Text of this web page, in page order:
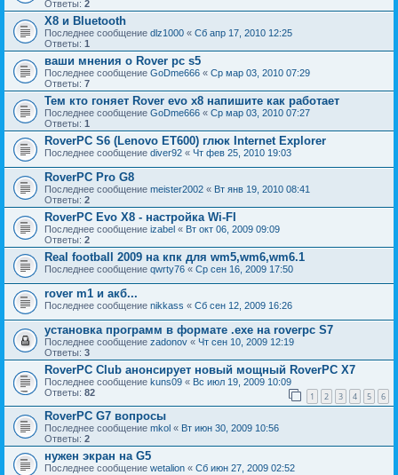
Ответы: 2
X8 и Bluetooth
Последнее сообщение dlz1000 « Сб апр 17, 2010 12:25
Ответы: 1
ваши мнения о Rover pc s5
Последнее сообщение GoDme666 « Ср мар 03, 2010 07:29
Ответы: 7
Тем кто гоняет Rover evo x8 напишите как работает
Последнее сообщение GoDme666 « Ср мар 03, 2010 07:27
Ответы: 1
RoverPC S6 (Lenovo ET600) глюк Internet Explorer
Последнее сообщение diver92 « Чт фев 25, 2010 19:03
RoverPC Pro G8
Последнее сообщение meister2002 « Вт янв 19, 2010 08:41
Ответы: 2
RoverPC Evo X8 - настройка Wi-FI
Последнее сообщение izabel « Вт окт 06, 2009 09:09
Ответы: 2
Real football 2009 на кпк для wm5,wm6,wm6.1
Последнее сообщение qwrty76 « Ср сен 16, 2009 17:50
rover m1 и акб...
Последнее сообщение nikkass « Сб сен 12, 2009 16:26
установка программ в формате .exe на roverpc S7
Последнее сообщение zadonov « Чт сен 10, 2009 12:19
Ответы: 3
RoverPC Club анонсирует новый мощный RoverPC X7
Последнее сообщение kuns09 « Вс июл 19, 2009 10:09
Ответы: 82 1 2 3 4 5 6
RoverPC G7 вопросы
Последнее сообщение mkol « Вт июн 30, 2009 10:56
Ответы: 2
нужен экран на G5
Последнее сообщение wetalion « Сб июн 27, 2009 02:52